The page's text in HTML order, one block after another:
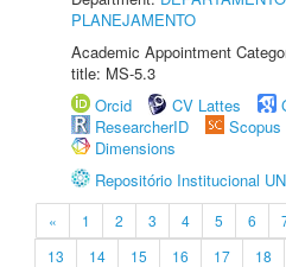
PLANEJAMENTO
Academic Appointment
title: MS-5.3
Orcid
CV Lattes
ResearcherID
Scopus
Dimensions
Repositório Institucional
« 1 2 3 4 5 6
13
14 15 16 17 18